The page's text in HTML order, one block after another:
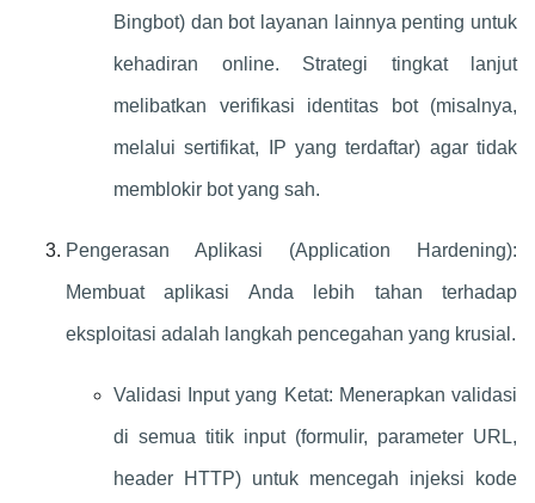
Bingbot) dan bot layanan lainnya penting untuk
kehadiran online. Strategi tingkat lanjut
melibatkan verifikasi identitas bot (misalnya,
melalui sertifikat, IP yang terdaftar) agar tidak
memblokir bot yang sah.
Pengerasan Aplikasi (Application Hardening):
Membuat aplikasi Anda lebih tahan terhadap
eksploitasi adalah langkah pencegahan yang krusial.
Validasi Input yang Ketat: Menerapkan validasi
di semua titik input (formulir, parameter URL,
header HTTP) untuk mencegah injeksi kode